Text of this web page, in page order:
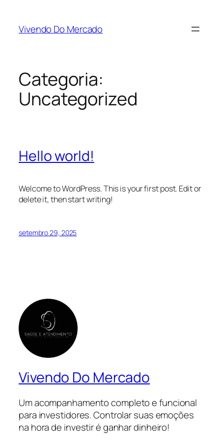
Vivendo Do Mercado
Categoria:
Uncategorized
Hello world!
Welcome to WordPress. This is your first post. Edit or
delete it, then start writing!
setembro 29, 2025
Vivendo Do Mercado
Um acompanhamento completo e funcional
para investidores. Controlar suas emoções
na hora de investir é ganhar dinheiro!